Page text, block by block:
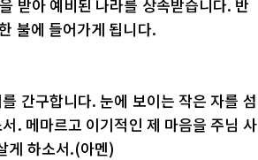
받아 예비된 나라를 상속받습니다. 반
불에 들어가게 됩니다.
간구합니다. 눈에 보이는 작은 자를 섬
. 메마르고 이기적인 제 마음을 주님 사
게 하소서.(아멘)